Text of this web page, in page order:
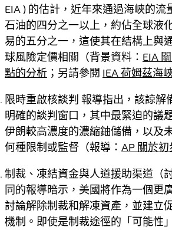
EIA ) 的估計，近年來通過海峽的流
石油的四分之一以上 ，約佔全球液
易的五分之一 ，這使其在結構上與
球風險定價相關（背景資料： EIA
點的分析 ；另請參閱 IEA 荷姆茲海
限時重啟核談判 報導指出，該諒解
明確的談判窗口，其中最緊迫的議
伊朗較高濃度的濃縮鈾儲備，以及
何種限制或監督（報導： AP 關於
制裁、凍結資金與人道援助渠道（
同的報導暗示，美國將作為一個更
討論解除制裁和解凍資產，並建立
機制。即使是制裁途徑的「可能性